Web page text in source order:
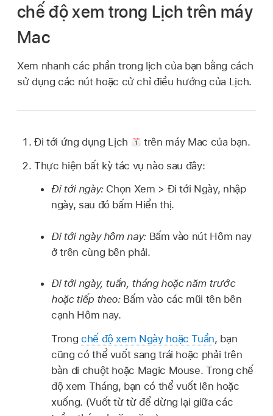
chế độ xem trong Lịch trên máy
Mac
Xem nhanh các phần trong lịch của bạn bằng cách
sử dụng các nút hoặc cử chỉ điều hướng của Lịch.
Đi tới ứng dụng Lịch
trên máy Mac của bạn.
Thực hiện bất kỳ tác vụ nào sau đây:
Đi tới ngày:Chọn Xem > Đi tới Ngày, nhập
ngày, sau đó bấm Hiển thị.
Đi tới ngày hôm nay:Bấm vào nút Hôm nay
ở trên cùng bên phải.
Đi tới ngày, tuần, tháng hoặc năm trước
hoặc tiếp theo:Bấm vào các mũi tên bên
cạnh Hôm nay.
Trong chế độ xem Ngày hoặc Tuần, bạn
cũng có thể vuốt sang trái hoặc phải trên
bàn di chuột hoặc Magic Mouse. Trong chế
độ xem Tháng, bạn có thể vuốt lên hoặc
xuống. (Vuốt từ từ để dừng lại giữa các